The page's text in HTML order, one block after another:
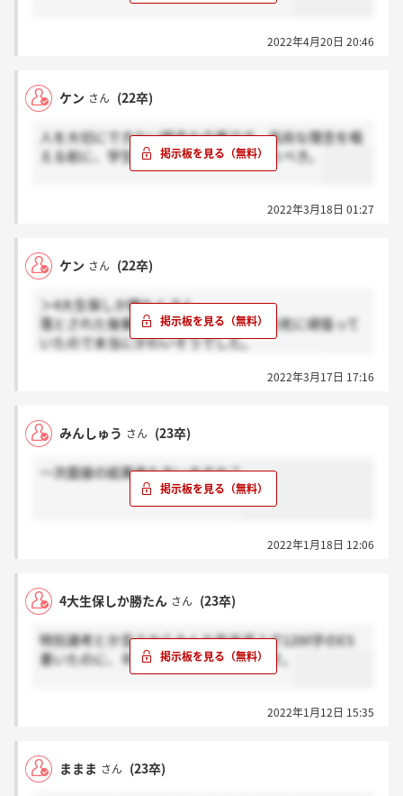
2022年4月20日 20:46
ケン さん (22卒)
人を大切にできない残念な企業です。高尚な理念を唱
える前に、学生に対して誠実に向き合うべき。
2022年3月18日 01:27
ケン さん (22卒)
＞4大生保しか勝たんさん
落とされた後輩を知ってます。年末も必死に頑張って
いたので本当にかわいそうでした。
2022年3月17日 17:16
みんしゅう さん (23卒)
一次面接の結果来た方いますか？
2022年1月18日 12:06
4大生保しか勝たん さん (23卒)
特別選考とか言うからみんな年末返上で1200字のES
書いたのに、半分も落とす◯ミ企業です。
2022年1月12日 15:35
ままま さん (23卒)